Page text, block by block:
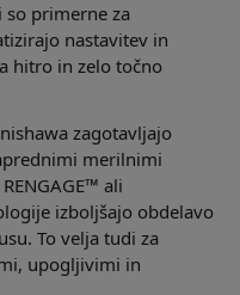
so primerne za
nastavitev in
hitro in zelo točno
zagotavljajo
merilnimi
ali
izboljšajo obdelavo
To velja tudi za
upogljivimi in